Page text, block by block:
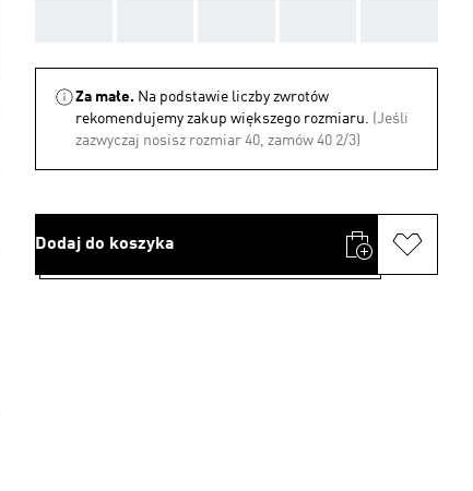
Za małe. Na podstawie liczby zwrotów
rekomendujemy zakup większego rozmiaru. (Jeśli
zazwyczaj nosisz rozmiar 40, zamów 40 2/3)
Dodaj do koszyka